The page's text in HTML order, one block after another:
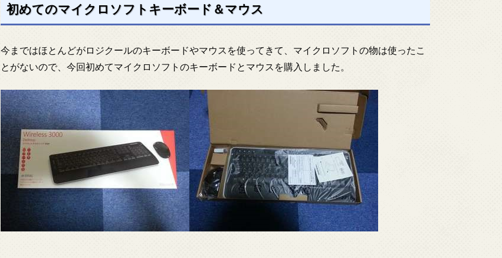
初めてのマイクロソフトキーボード＆マウス
今まではほとんどがロジクールのキーボードやマウスを使ってきて、マイクロソフトの物は使ったこ
とがないので、今回初めてマイクロソフトのキーボードとマウスを購入しました。